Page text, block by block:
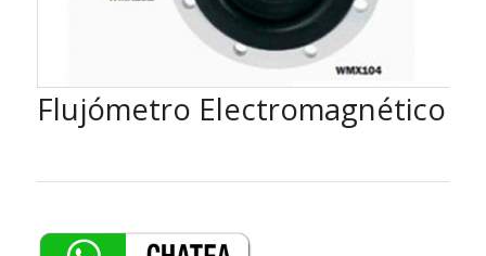
Flujómetro Electromagnético